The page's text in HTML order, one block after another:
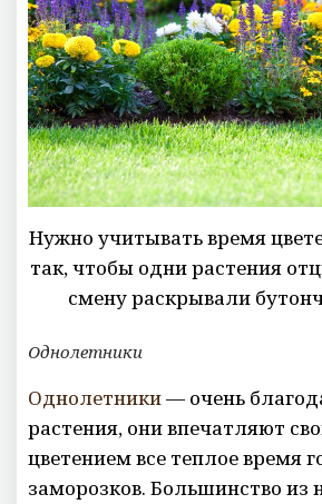
Нужно учитывать время
так, чтобы одни растения
смену раскрывали
Однолетники
Однолетники— очень
растения, они впечатляют
цветением все теплое время
заморозков. Большинство из